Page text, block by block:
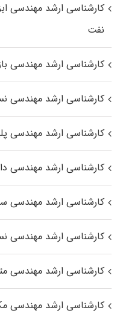
کارشناسی ارشد مهندسی
نفت
کارشناسی ارشد مهندسی
کارشناسی ارشد مهندسی
کارشناسی ارشد مهندسی
کارشناسی ارشد مهندسی
کارشناسی ارشد مهندسی
کارشناسی ارشد مهندسی
کارشناسی ارشد مهندسی
کارشناسی ارشد مهندسی